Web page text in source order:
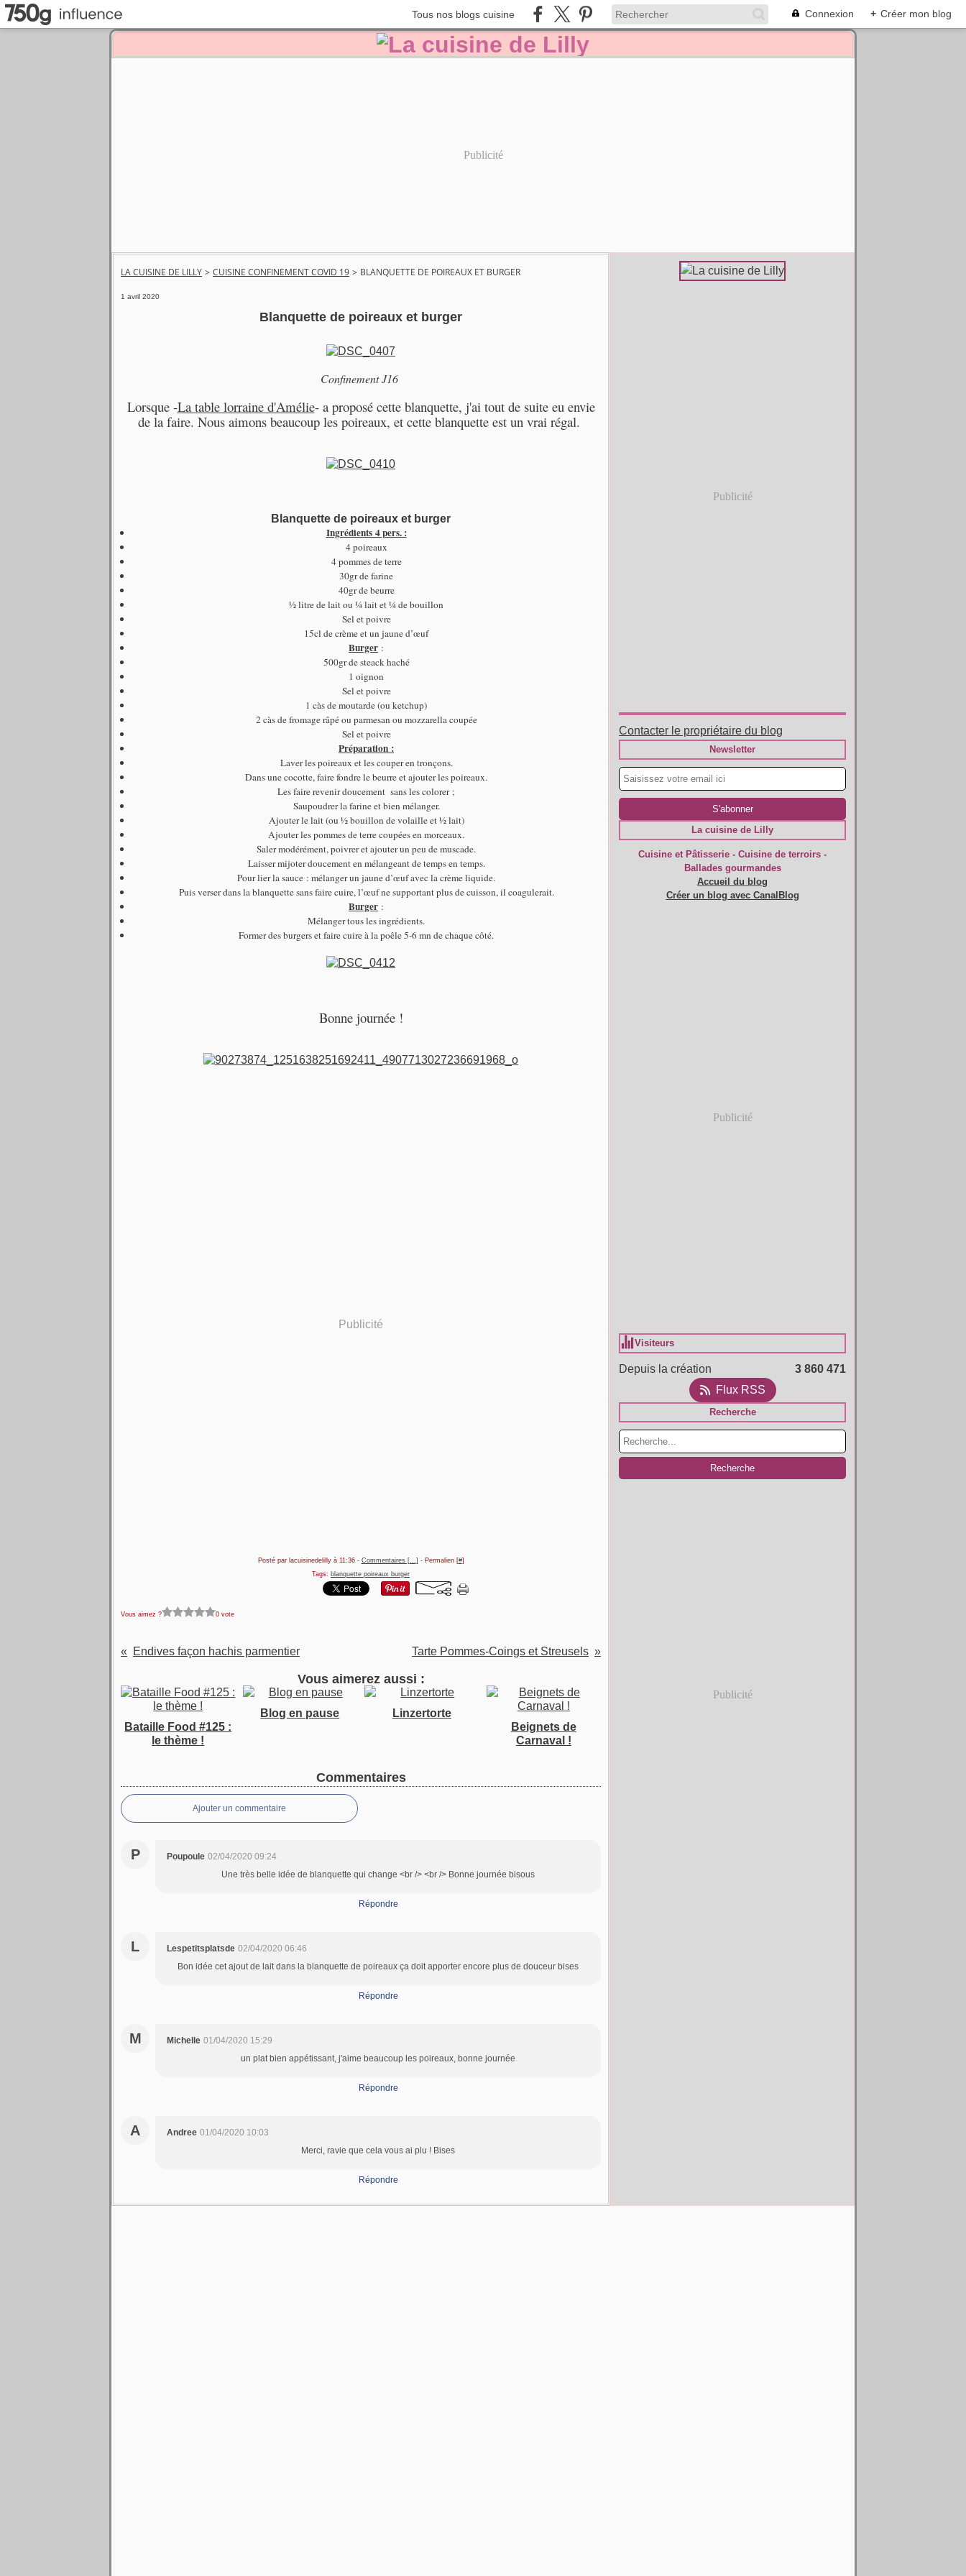
Tous nos blogs cuisine Connexion + Créer mon blog
Publicité
LA CUISINE DE LILLY > CUISINE CONFINEMENT COVID 19 > BLANQUETTE DE POIREAUX ET BURGER
1 avril 2020
Blanquette de poireaux et burger
Confinement J16
Lorsque -La table lorraine d'Amélie- a proposé cette blanquette, j'ai tout de suite eu envie
de la faire. Nous aimons beaucoup les poireaux, et cette blanquette est un vrai régal.
Blanquette de poireaux et burger
Ingrédients 4 pers. :
4 poireaux
4 pommes de terre
30gr de farine
40gr de beurre
½ litre de lait ou ¼ lait et ¼ de bouillon
Sel et poivre
15cl de crème et un jaune d’œuf
Burger :
500gr de steack haché
1 oignon
Sel et poivre
1 càs de moutarde (ou ketchup)
2 càs de fromage râpé ou parmesan ou mozzarella coupée
Sel et poivre
Préparation :
Laver les poireaux et les couper en tronçons.
Dans une cocotte, faire fondre le beurre et ajouter les poireaux.
Les faire revenir doucement sans les colorer ;
Saupoudrer la farine et bien mélanger.
Ajouter le lait (ou ½ bouillon de volaille et ½ lait)
Ajouter les pommes de terre coupées en morceaux.
Saler modérément, poivrer et ajouter un peu de muscade.
Laisser mijoter doucement en mélangeant de temps en temps.
Pour lier la sauce : mélanger un jaune d’œuf avec la crème liquide.
Puis verser dans la blanquette sans faire cuire, l’œuf ne supportant plus de cuisson, il coagulerait.
Burger :
Mélanger tous les ingrédients.
Former des burgers et faire cuire à la poêle 5-6 mn de chaque côté.
Bonne journée !
Publicité
Posté par lacuisinedelilly à 11:36 - Commentaires […] - Permalien [#]
Tags: blanquette poireaux burger
Vous aimez ? 0 vote
Endives façon hachis parmentier Tarte Pommes-Coings et Streusels
Vous aimerez aussi :
Bataille Food #125 :
le thème !
Blog en pause
Linzertorte
Beignets de
Carnaval !
Commentaires
Ajouter un commentaire
P Poupoule 02/04/2020 09:24
Une très belle idée de blanquette qui change <br /> <br /> Bonne journée bisous
Répondre
L Lespetitsplatsde 02/04/2020 06:46
Bon idée cet ajout de lait dans la blanquette de poireaux ça doit apporter encore plus de douceur bises
Répondre
M Michelle 01/04/2020 15:29
un plat bien appétissant, j'aime beaucoup les poireaux, bonne journée
Répondre
A Andree 01/04/2020 10:03
Merci, ravie que cela vous ai plu ! Bises
Répondre
Publicité
Contacter le propriétaire du blog
Newsletter
La cuisine de Lilly
Cuisine et Pâtisserie - Cuisine de terroirs -
Ballades gourmandes
Accueil du blog
Créer un blog avec CanalBlog
Publicité
Visiteurs
Depuis la création
3 860 471
Flux RSS
Recherche
Publicité